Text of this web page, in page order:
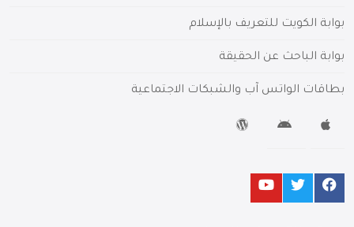
بوابة الكويت للتعريف بالإسلام
بوابة الباحث عن الحقيقة
بطاقات الواتس آب والشبكات الاجتماعية